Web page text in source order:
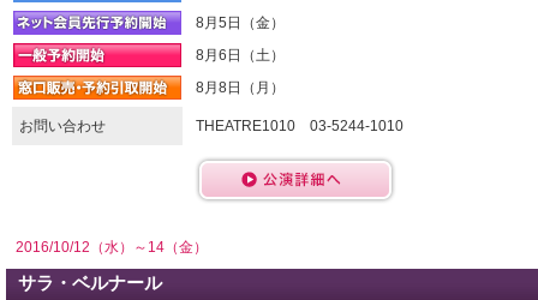
8月5日（金）
8月6日（土）
8月8日（月）
お問い合わせ THEATRE1010 03-5244-1010
2016/10/12（水）～14（金）
サラ・ベルナール